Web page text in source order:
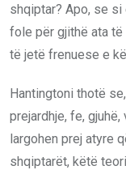
shqiptar? Apo, se
fole për gjithë ata
të jetë frenuese e
Hantingtoni thotë
prejardhje, fe,
largohen prej atyre
shqiptarët, këtë